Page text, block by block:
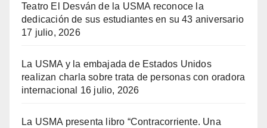
Teatro El Desván de la USMA reconoce la
dedicación de sus estudiantes en su 43 aniversario
17 julio, 2026
La USMA y la embajada de Estados Unidos
realizan charla sobre trata de personas con oradora
internacional
16 julio, 2026
La USMA presenta libro “Contracorriente. Una